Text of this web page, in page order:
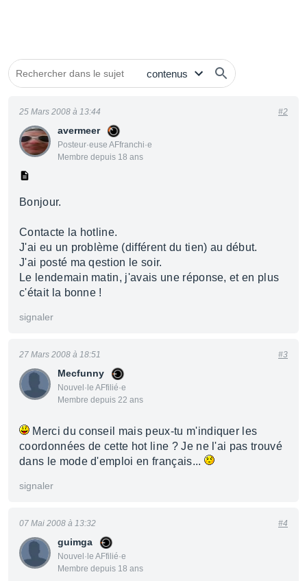
avermeer
Posteur·euse AFfranchi·e
Membre depuis 18 ans
25 Mars 2008 à 13:44 #2
Bonjour.
Contacte la hotline.
J'ai eu un problème (différent du tien) au début.
J'ai posté ma qestion le soir.
Le lendemain matin, j'avais une réponse, et en plus
c'était la bonne !
signaler
Mecfunny
Nouvel·le AFfilié·e
Membre depuis 22 ans
27 Mars 2008 à 18:51 #3
Merci du conseil mais peux-tu m'indiquer les
coordonnées de cette hot line ? Je ne l'ai pas trouvé
dans le mode d'emploi en français...
signaler
guimga
Nouvel·le AFfilié·e
Membre depuis 18 ans
07 Mai 2008 à 13:32 #4